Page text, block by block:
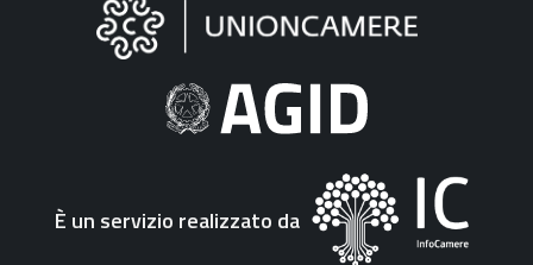
"Fattura
Elettronica"
È un servizio realizzato da